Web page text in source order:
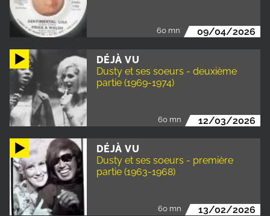
60 mn 09/04/2026
DÉJÀ VU
Dusty et ses soeurs - deuxième
partie (1969-1974)
60 mn 12/03/2026
DÉJÀ VU
Dusty et ses soeurs - première
partie (1963-1968)
60 mn 13/02/2026